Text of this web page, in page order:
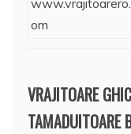
VRAJITOARE
TAMADUITOARE